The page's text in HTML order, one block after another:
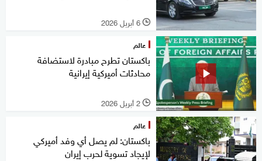
l 6 أبريل 2026
عالم
باكستان تطرح مبادرة لاستضافة
محادثات أميركية إيرانية
l 2 أبريل 2026
عالم
باكستان: لم يصل أي وفد أميركي
لإيجاد تسوية لحرب إيران